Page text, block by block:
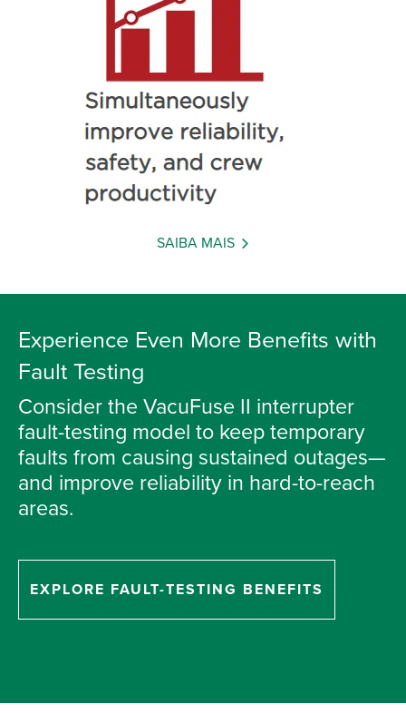
SAIBA MAIS
Experience Even More Benefits with
Fault Testing
Consider the VacuFuse II interrupter
fault-testing model to keep temporary
faults from causing sustained outages—
and improve reliability in hard-to-reach
areas.
EXPLORE FAULT-TESTING BENEFITS